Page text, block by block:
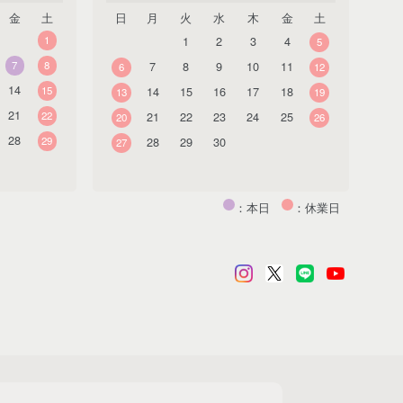
金 土
1
7
8
14 15
21 22
28 29
日 月 火 水 木 金
土
1
2 3 4
5
6
7 8 9 10 11
12
13
14 15 16 17 18
19
20
21 22 23 24 25
26
27
28 29 30
：本日 ：休業日